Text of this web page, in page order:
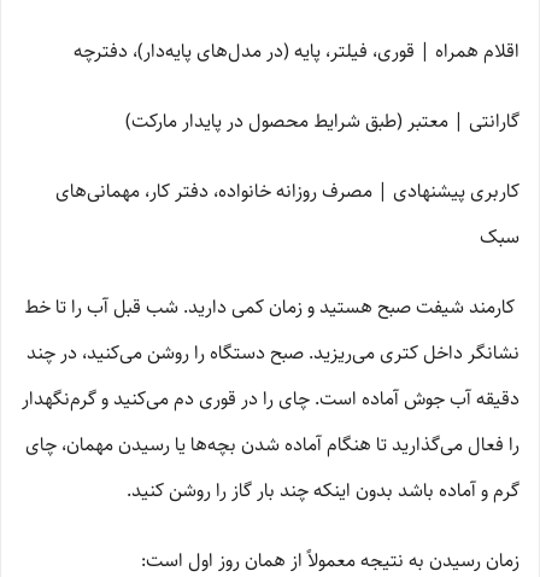
اقلام همراه | قوری، فیلتر، پایه (در مدل‌های پایه‌دار)، دفترچه
گارانتی | معتبر (طبق شرایط محصول در پایدار مارکت)
کاربری پیشنهادی | مصرف روزانه خانواده، دفتر کار، مهمانی‌های
سبک
کارمند شیفت صبح هستید و زمان کمی دارید. شب قبل آب را تا خط
نشانگر داخل کتری می‌ریزید. صبح دستگاه را روشن می‌کنید، در چند
دقیقه آب جوش آماده است. چای را در قوری دم می‌کنید و گرم‌نگهدار
را فعال می‌گذارید تا هنگام آماده شدن بچه‌ها یا رسیدن مهمان، چای
گرم و آماده باشد بدون اینکه چند بار گاز را روشن کنید.
زمان رسیدن به نتیجه معمولاً از همان روز اول است: